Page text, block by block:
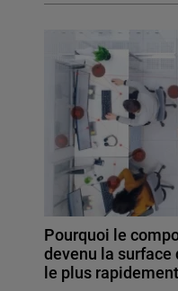
Pourquoi le
devenu la
le plus